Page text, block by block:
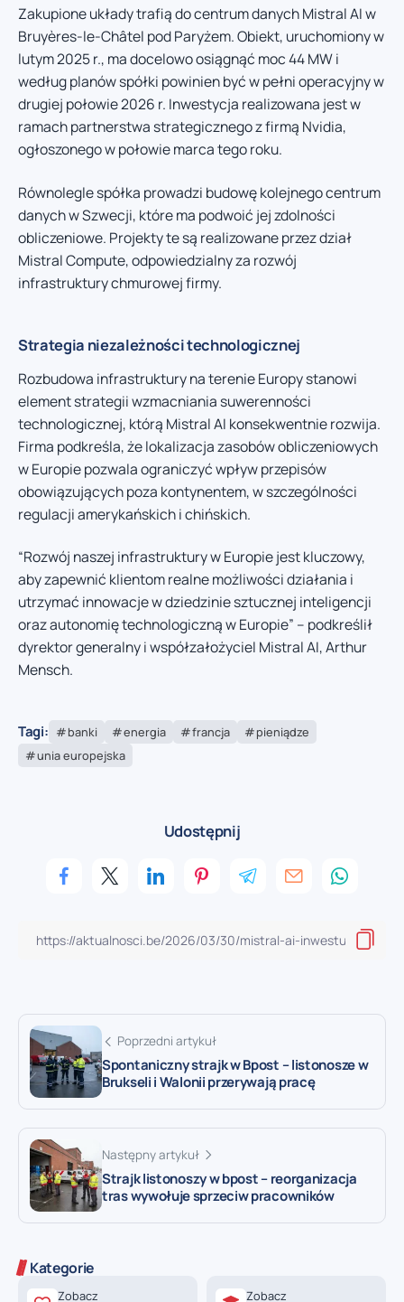
Zakupione układy trafią do centrum danych Mistral AI w
Bruyères-le-Châtel pod Paryżem. Obiekt, uruchomiony w
lutym 2025 r., ma docelowo osiągnąć moc 44 MW i
według planów spółki powinien być w pełni operacyjny w
drugiej połowie 2026 r. Inwestycja realizowana jest w
ramach partnerstwa strategicznego z firmą Nvidia,
ogłoszonego w połowie marca tego roku.
Równolegle spółka prowadzi budowę kolejnego centrum
danych w Szwecji, które ma podwoić jej zdolności
obliczeniowe. Projekty te są realizowane przez dział
Mistral Compute, odpowiedzialny za rozwój
infrastruktury chmurowej firmy.
Strategia niezależności technologicznej
Rozbudowa infrastruktury na terenie Europy stanowi
element strategii wzmacniania suwerenności
technologicznej, którą Mistral AI konsekwentnie rozwija.
Firma podkreśla, że lokalizacja zasobów obliczeniowych
w Europie pozwala ograniczyć wpływ przepisów
obowiązujących poza kontynentem, w szczególności
regulacji amerykańskich i chińskich.
“Rozwój naszej infrastruktury w Europie jest kluczowy,
aby zapewnić klientom realne możliwości działania i
utrzymać innowacje w dziedzinie sztucznej inteligencji
oraz autonomię technologiczną w Europie” – podkreślił
dyrektor generalny i współzałożyciel Mistral AI, Arthur
Mensch.
Tagi: banki energia francja
pieniądze
unia europejska
Udostępnij
Poprzedni artykuł
Spontaniczny strajk w Bpost – listonosze w
Brukseli i Walonii przerywają pracę
Następny artykuł
Strajk listonoszy w bpost – reorganizacja
tras wywołuje sprzeciw pracowników
Kategorie
Zobacz Zobacz